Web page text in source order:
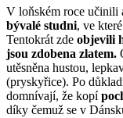
V loňském roce učinili
bývalé studni, ve
Tentokrát zde objevili
jsou zdobena zlatem.
utěsněna hustou,
(pryskyřice). Po
domnívají, že kopí
díky čemuž se v